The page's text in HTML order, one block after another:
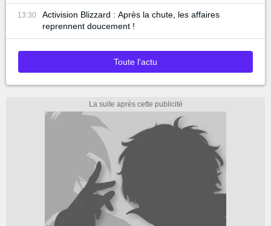
13:30
Activision Blizzard : Après la chute, les affaires
reprennent doucement !
Toute l'actu